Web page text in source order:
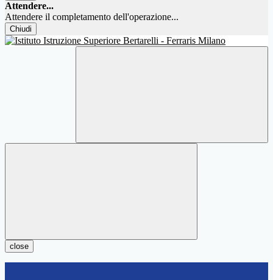
Attendere...
Attendere il completamento dell'operazione...
Chiudi
close